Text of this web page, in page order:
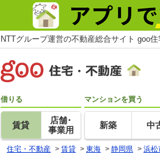
NTTグループ運営の不動産総合サイト goo
借りる
賃貸
店舗･
事業用
マンションを買う
新築 中
住宅・不動産 > 賃貸 > 東海 > 静岡県 > 浜松